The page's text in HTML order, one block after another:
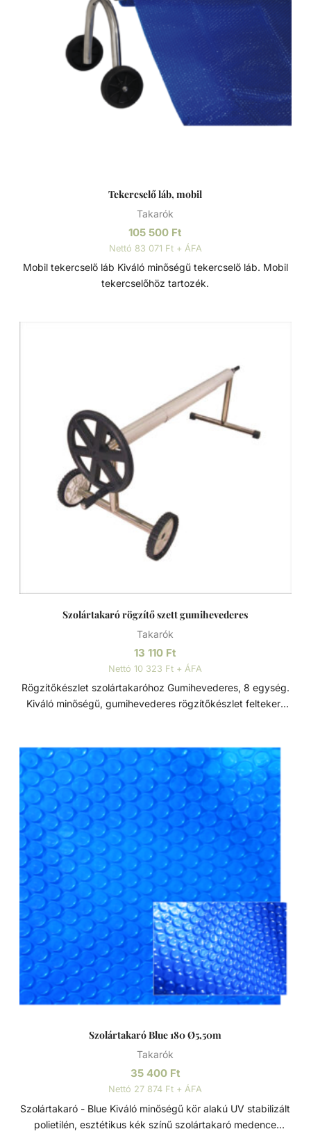
Tekercselő láb, mobil
Takarók
105 500 Ft
Nettó 83 071 Ft + ÁFA
Mobil tekercselő láb Kiváló minőségű tekercselő láb. Mobil
tekercselőhöz tartozék.
Szolártakaró rögzítő szett gumihevederes
Takarók
13 110 Ft
Nettó 10 323 Ft + ÁFA
Rögzítőkészlet szolártakaróhoz Gumihevederes, 8 egység.
Kiváló minőségű, gumihevederes rögzítőkészlet feltekert
Szolártakaró Blue 180 Ø5,50m
Takarók
35 400 Ft
Nettó 27 874 Ft + ÁFA
Szolártakaró - Blue Kiváló minőségű kör alakú UV stabilizált
polietilén, esztétikus kék színű szolártakaró medence